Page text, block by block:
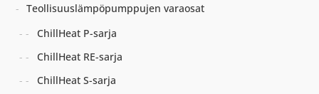
Teollisuuslämpöpumppujen varaosat
ChillHeat P-sarja
ChillHeat RE-sarja
ChillHeat S-sarja